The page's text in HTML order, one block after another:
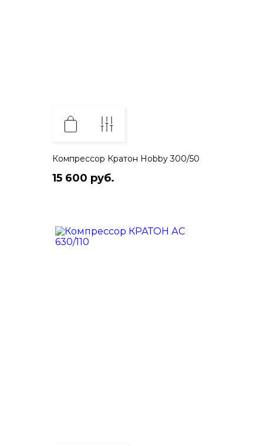
Компрессор Кратон Hobby 300/50
15 600 руб.